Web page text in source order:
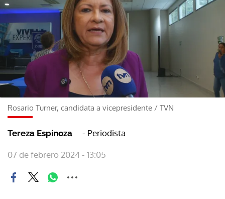
Rosario Turner, candidata a vicepresidente / TVN
Tereza Espinoza - Periodista
07 de febrero 2024 - 13:05